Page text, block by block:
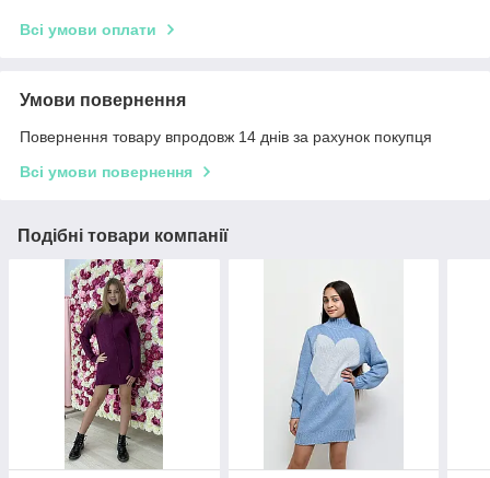
Всі умови оплати
Умови повернення
Повернення товару впродовж 14 днів за рахунок покупця
Всі умови повернення
Подібні товари компанії